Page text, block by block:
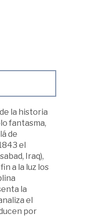
la historia
fantasma,
de
el
Iraq),
a la luz los
la
el
por